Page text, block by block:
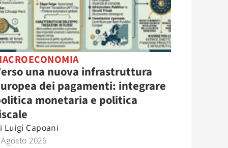
una nuova infrastruttura
dei pagamenti: integrare
monetaria e politica
Luigi Capoani
2026